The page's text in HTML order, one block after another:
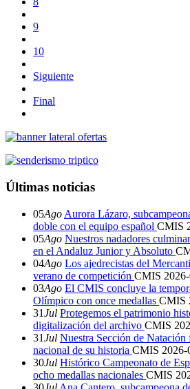
9
10
Siguiente
Final
Últimas noticias
05Ago Aurora Lázaro,
doble con el equipo español CMIS
05Ago Nuestros nadadores
en el Andaluz Junior y Absoluto
04Ago Los ajedrecistas del
verano de competición CMIS
03Ago El CMIS concluye la
Olímpico con once medallas CMIS
31Jul Protegemos el patrimonio
digitalización del archivo CMIS
31Jul Nuestra Sección de
nacional de su historia CMIS 2026-
30Jul Histórico Campeonato de
ocho medallas nacionales CMIS